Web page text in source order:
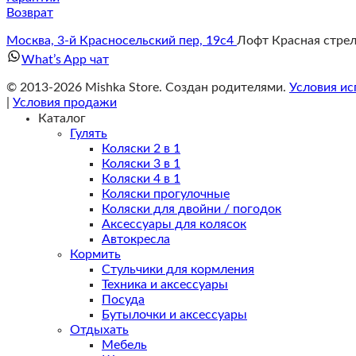
Возврат
Москва, 3-й Красносельский пер, 19с4 Лофт Красная
What’s App чат
© 2013-2026 Mishka Store. Cоздан родителями. Условия
Условия продажи
Каталог
Гулять
Коляски 2 в 1
Коляски 3 в 1
Коляски 4 в 1
Коляски прогулочные
Коляски для двойни / погодок
Аксессуары для колясок
Автокресла
Кормить
Стульчики для кормления
Техника и аксессуары
Посуда
Бутылочки и аксессуары
Отдыхать
Мебель